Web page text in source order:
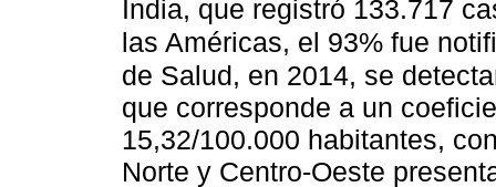
India, que registró 133.717
las Américas, el 93% fue
de Salud, en 2014, se
que corresponde a un
15,32/100.000 habitantes,
Norte y Centro-Oeste